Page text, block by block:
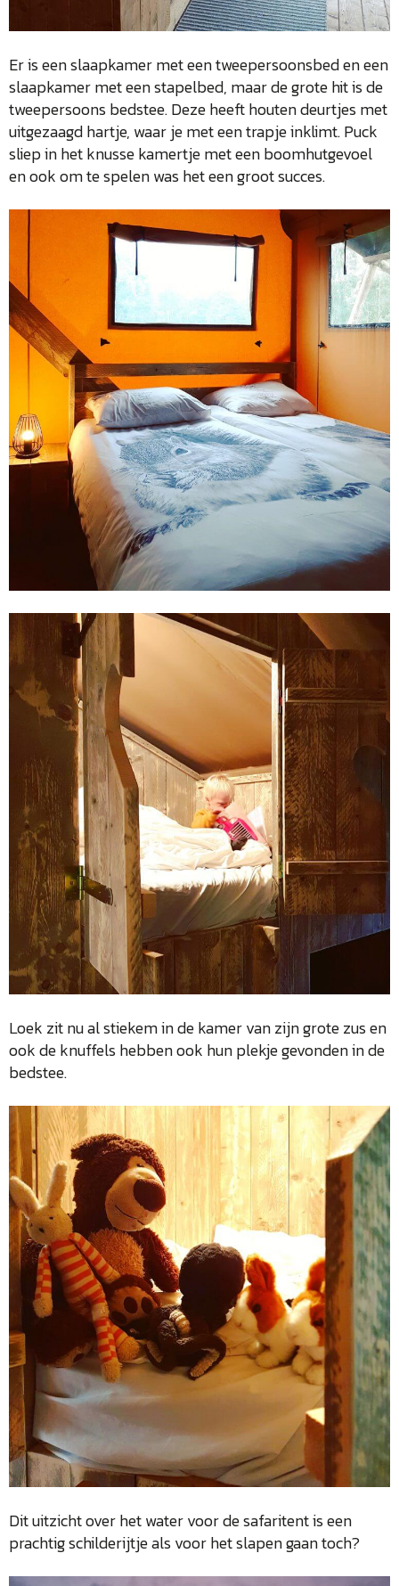
Er is een slaapkamer met een tweepersoonsbed en een
slaapkamer met een stapelbed, maar de grote hit is de
tweepersoons bedstee. Deze heeft houten deurtjes met
uitgezaagd hartje, waar je met een trapje inklimt. Puck
sliep in het knusse kamertje met een boomhutgevoel
en ook om te spelen was het een groot succes.
Loek zit nu al stiekem in de kamer van zijn grote zus en
ook de knuffels hebben ook hun plekje gevonden in de
bedstee.
Dit uitzicht over het water voor de safaritent is een
prachtig schilderijtje als voor het slapen gaan toch?